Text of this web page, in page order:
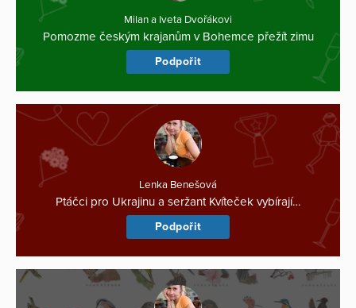
Milan a Iveta Dvořákovi
Pomozme českým krajanům v Bohemce přežít zimu
Podpořit
Lenka Benešová
Ptáčci pro Ukrajinu a seržant Kvíteček vybírají…
Podpořit